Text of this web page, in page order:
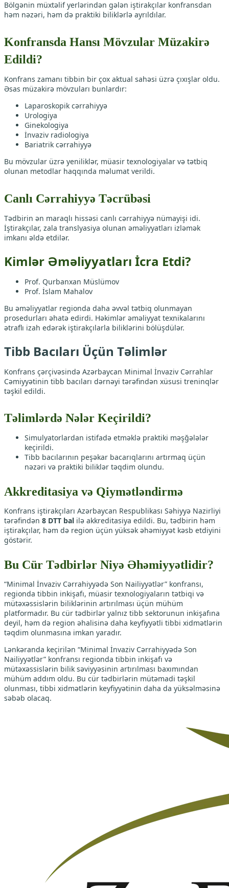
Bölgənin müxtəlif yerlərindən gələn iştirakçılar konfransdan
həm nəzəri, həm də praktiki biliklərlə ayrıldılar.
Konfransda Hansı Mövzular Müzakirə
Edildi?
Konfrans zamanı tibbin bir çox aktual sahəsi üzrə çıxışlar oldu.
Əsas müzakirə mövzuları bunlardır:
Laparoskopik cərrahiyyə
Urologiya
Ginekologiya
İnvaziv radiologiya
Bariatrik cərrahiyyə
Bu mövzular üzrə yeniliklər, müasir texnologiyalar və tətbiq
olunan metodlar haqqında məlumat verildi.
Canlı Cərrahiyyə Təcrübəsi
Tədbirin ən maraqlı hissəsi canlı cərrahiyyə nümayişi idi.
İştirakçılar, zala translyasiya olunan əməliyyatları izləmək
imkanı əldə etdilər.
Kimlər Əməliyyatları İcra Etdi?
Prof. Qurbanxan Müslümov
Prof. İslam Mahalov
Bu əməliyyatlar regionda daha əvvəl tətbiq olunmayan
prosedurları əhatə edirdi. Həkimlər əməliyyat texnikalarını
ətraflı izah edərək iştirakçılarla biliklərini bölüşdülər.
Tibb Bacıları Üçün Təlimlər
Konfrans çərçivəsində Azərbaycan Minimal İnvaziv Cərrahlar
Cəmiyyətinin tibb bacıları dərnəyi tərəfindən xüsusi treninqlər
təşkil edildi.
Təlimlərdə Nələr Keçirildi?
Simulyatorlardan istifadə etməklə praktiki məşğələlər
keçirildi.
Tibb bacılarının peşəkar bacarıqlarını artırmaq üçün
nəzəri və praktiki biliklər təqdim olundu.
Akkreditasiya və Qiymətləndirmə
Konfrans iştirakçıları Azərbaycan Respublikası Səhiyyə Nazirliyi
tərəfindən 8 DTT bal ilə akkreditasiya edildi. Bu, tədbirin həm
iştirakçılar, həm də region üçün yüksək əhəmiyyət kəsb etdiyini
göstərir.
Bu Cür Tədbirlər Niyə Əhəmiyyətlidir?
“Minimal İnvaziv Cərrahiyyədə Son Nailiyyətlər” konfransı,
regionda tibbin inkişafı, müasir texnologiyaların tətbiqi və
mütəxəssislərin biliklərinin artırılması üçün mühüm
platformadır. Bu cür tədbirlər yalnız tibb sektorunun inkişafına
deyil, həm də region əhalisinə daha keyfiyyətli tibbi xidmətlərin
təqdim olunmasına imkan yaradır.
Lənkəranda keçirilən “Minimal İnvaziv Cərrahiyyədə Son
Nailiyyətlər” konfransı regionda tibbin inkişafı və
mütəxəssislərin bilik səviyyəsinin artırılması baxımından
mühüm addım oldu. Bu cür tədbirlərin mütəmadi təşkil
olunması, tibbi xidmətlərin keyfiyyətinin daha da yüksəlməsinə
səbəb olacaq.